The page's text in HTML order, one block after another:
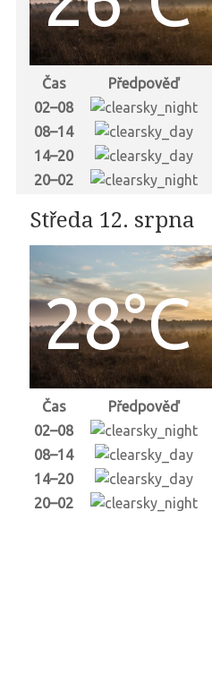
Čas Předpověď
02–08
08–14
14–20
20–02
Středa 12. srpna
28°C
Čas Předpověď
02–08
08–14
14–20
20–02